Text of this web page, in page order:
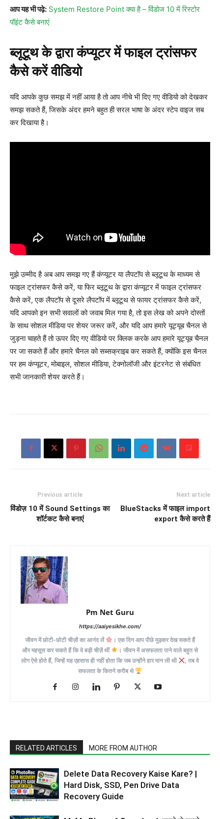
आप यह भी पढ़े: System Restore Point क्या है – विंडोज 10 में रिस्टोर
पॉइंट कैसे बनाएं
ब्लूटूथ के द्वारा कंप्यूटर में फाइल ट्रांसफर
कैसे करें वीडियो
यदि आपके कुछ समझ में नहीं आया है तो आप नीचे भी दिए गए वीडियो को देखकर
समझ सकते हैं, जिसके अंदर हमने बहुत ही सरल भाषा के अंदर स्टेप वाइज सब
कर दिखाया है।
मुझे उम्मीद है अब आप समझ गए हैं कंप्यूटर या लैपटॉप से ब्लूटूथ के माध्यम से
फाइल ट्रांसफर कैसे करें, या फिर ब्लूटूथ के द्वारा कंप्यूटर में फाइल ट्रांसफर
कैसे करें, एक लैपटॉप से दूसरे लैपटॉप में ब्लूटूथ से फायर ट्रांसफर कैसे करें,
यदि आपको इन सभी सवालों को जवाब मिल गया है, तो इस लेख को अपने दोस्तों
के साथ सोशल मीडिया पर शेयर जरूर करें, और यदि आप हमारे यूट्यूब चैनल से
जुड़ना चाहते हैं तो ऊपर दिए गए वीडियो पर क्लिक करके आप हमारे यूट्यूब चैनल
पर जा सकते हैं और हमारे चैनल को सब्सक्राइब कर सकते हैं, क्योंकि इस चैनल
पर हम कंप्यूटर, मोबाइल, सोशल मीडिया, टेक्नोलॉजी और इंटरनेट से संबंधित
सभी जानकारी शेयर करते हैं।
Previous article
विंडोज़ 10 में Sound Settings का
शॉर्टकट कैसे बनाएं
Next article
BlueStacks में फाइल import
export कैसे करते हैं
Pm Net Guru
https://aaiyesikhe.com/
जीवन में छोटी-छोटी चीज़ों का आनंद लें
। एक दिन आप पीछे मुड़कर देख सकते हैं
और महसूस कर सकते हैं कि वे बड़ी चीज़ें थीं
। जीवन में असफलता पाने वाले बहुत से
लोग ऐसे होते हैं, जिन्हें यह एहसास ही नहीं होता कि जब उन्होंने हार मान ली थी
, तब वे
सफलता के कितने करीब थे
RELATED ARTICLES MORE FROM AUTHOR
Delete Data Recovery Kaise Kare? |
Hard Disk, SSD, Pen Drive Data
Recovery Guide